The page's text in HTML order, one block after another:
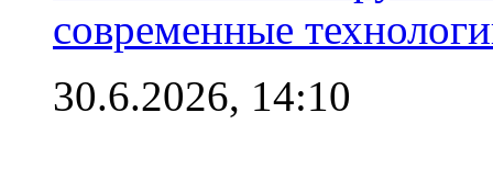
современные
30.6.2026, 14:10